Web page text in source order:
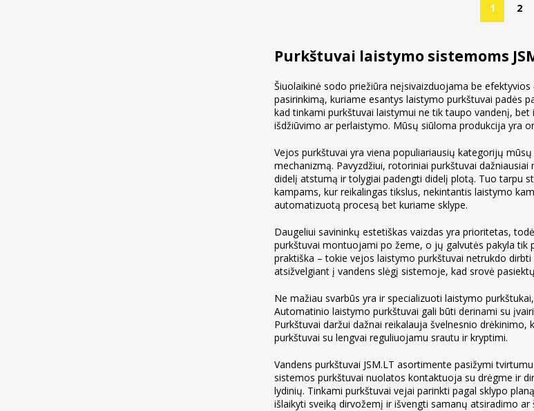
1 2
Purkštuvai laistymo sistemoms
Šiuolaikinė sodo priežiūra neįsivaizduojama be
pasirinkimą, kuriame esantys laistymo purkštuvai padės
kad tinkami purkštuvai laistymui ne tik taupo vandenį,
išdžiūvimo ar perlaistymo. Mūsų siūloma produkcija yra
Vejos purkštuvai yra viena populiariausių kategorijų
mechanizmą. Pavyzdžiui, rotoriniai purkštuvai
didelį atstumą ir tolygiai padengti didelį plotą. Tuo tarpu
kampams, kur reikalingas tikslus, nekintantis laistymo
automatizuotą procesą bet kuriame sklype.
Daugeliui savininkų estetiškas vaizdas yra prioritetas,
purkštuvai montuojami po žeme, o jų galvutės pakyla tik
praktiška – tokie vejos laistymo purkštuvai netrukdo
atsižvelgiant į vandens slėgį sistemoje, kad srovė
Ne mažiau svarbūs yra ir specializuoti laistymo
Automatinio laistymo purkštuvai gali būti derinami su
Purkštuvai daržui dažnai reikalauja švelnesnio
purkštuvai su lengvai reguliuojamu srautu ir kryptimi.
Vandens purkštuvai JSM.LT asortimente pasižymi
sistemos purkštuvai nuolatos kontaktuoja su drėgme ir
lydinių. Tinkami purkštuvai vejai parinkti pagal sklypo
išlaikyti sveiką dirvožemį ir išvengti samanų atsiradimo ar